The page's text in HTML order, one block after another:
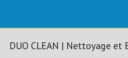
DUO CLEAN | Nettoyage et